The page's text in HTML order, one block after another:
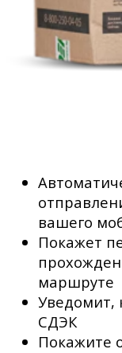
вашего
Покажет
маршруте
Уведомит,
СДЭК
Покажите